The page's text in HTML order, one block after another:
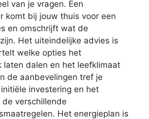
van je vragen. Een
komt bij jouw thuis voor een
en omschrijft wat de
Het uiteindelijke advies is
welke opties het
laten dalen en het leefklimaat
de aanbevelingen tref je
investering en het
verschillende
Het energieplan is